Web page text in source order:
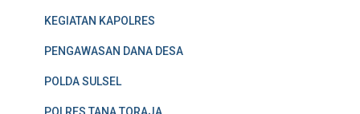
KEGIATAN KAPOLRES
PENGAWASAN DANA DESA
POLDA SULSEL
POLRES TANA TORAJA